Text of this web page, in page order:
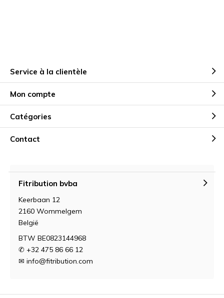
Service à la clientèle
Mon compte
Catégories
Contact
Fitribution bvba
Keerbaan 12
2160 Wommelgem
België
BTW BE0823144968
✆ +32 475 86 66 12
✉ info@fitribution.com